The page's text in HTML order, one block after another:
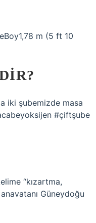
m (5 ft 10
iki şubemizde masa
#çiftşube
“kızartma,
Güneydoğu